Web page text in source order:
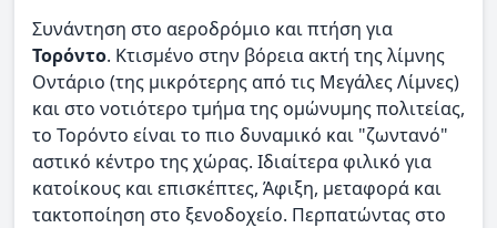
Συνάντηση στο αεροδρόμιο και πτήση για
Τορόντο. Κτισμένο στην βόρεια ακτή της λίμνης
Οντάριο (της μικρότερης από τις Μεγάλες Λίμνες)
και στο νοτιότερο τμήμα της ομώνυμης πολιτείας,
το Τορόντο είναι το πιο δυναμικό και "ζωντανό"
αστικό κέντρο της χώρας. Ιδιαίτερα φιλικό για
κατοίκους και επισκέπτες, Άφιξη, μεταφορά και
τακτοποίηση στο ξενοδοχείο. Περπατώντας στο